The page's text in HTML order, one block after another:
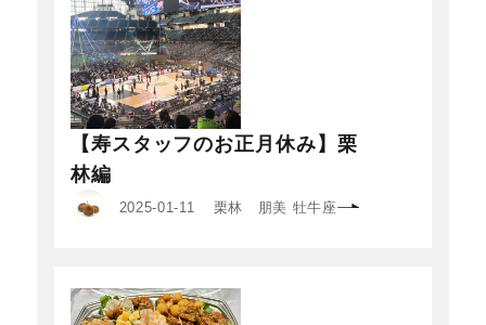
【寿スタッフのお正月休み】栗
林編
2025-01-11 栗林 朋美 牡牛座